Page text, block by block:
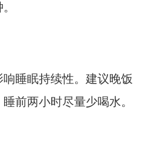
睡眠持续性。建议晚饭
前两小时尽量少喝水。